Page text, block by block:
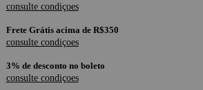
consulte condiçoes
Frete Grátis acima de R$350
consulte condiçoes
3% de desconto no boleto
consulte condiçoes